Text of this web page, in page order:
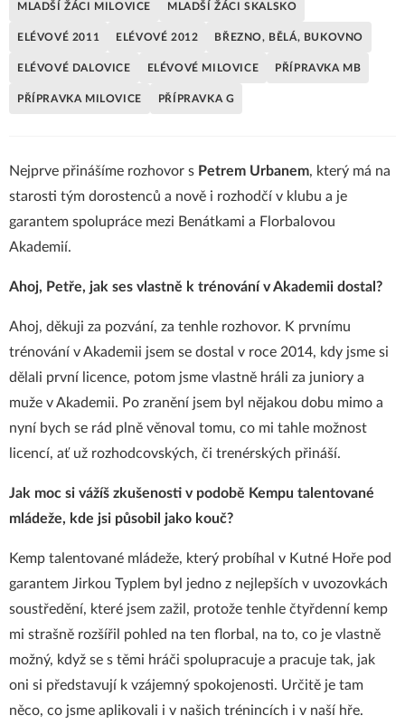
MLADŠÍ ŽÁCI MILOVICE MLADŠÍ ŽÁCI SKALSKO
ELÉVOVÉ 2011 ELÉVOVÉ 2012 BŘEZNO, BĚLÁ, BUKOVNO
ELÉVOVÉ DALOVICE ELÉVOVÉ MILOVICE PŘÍPRAVKA MB
PŘÍPRAVKA MILOVICE PŘÍPRAVKA G
Nejprve přinášíme rozhovor s Petrem Urbanem, který má na
starosti tým dorostenců a nově i rozhodčí v klubu a je
garantem spolupráce mezi Benátkami a Florbalovou
Akademií.
Ahoj, Petře, jak ses vlastně k trénování v Akademii dostal?
Ahoj, děkuji za pozvání, za tenhle rozhovor. K prvnímu
trénování v Akademii jsem se dostal v roce 2014, kdy jsme si
dělali první licence, potom jsme vlastně hráli za juniory a
muže v Akademii. Po zranění jsem byl nějakou dobu mimo a
nyní bych se rád plně věnoval tomu, co mi tahle možnost
licencí, ať už rozhodcovských, či trenérských přináší.
Jak moc si vážíš zkušenosti v podobě Kempu talentované
mládeže, kde jsi působil jako kouč?
Kemp talentované mládeže, který probíhal v Kutné Hoře pod
garantem Jirkou Typlem byl jedno z nejlepších v uvozovkách
soustředění, které jsem zažil, protože tenhle čtyřdenní kemp
mi strašně rozšířil pohled na ten florbal, na to, co je vlastně
možný, když se s těmi hráči spolupracuje a pracuje tak, jak
oni si představují k vzájemný spokojenosti. Určitě je tam
něco, co jsme aplikovali i v našich trénincích i v naší hře.